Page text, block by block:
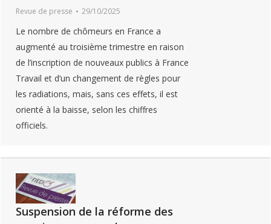
Revue de presse 29/10/2025
Le nombre de chômeurs en France a
augmenté au troisième trimestre en raison
de l’inscription de nouveaux publics à France
Travail et d’un changement de règles pour
les radiations, mais, sans ces effets, il est
orienté à la baisse, selon les chiffres
officiels.
Suspension de la réforme des